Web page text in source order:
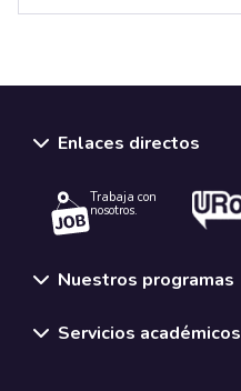
Enlaces directos
Trabaja con
nosotros.
Nuestros programas
Servicios académicos